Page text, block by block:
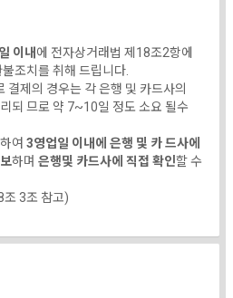
이내에 전자상거래법 제18조2항에
조치를 취해 드립니다.
결제의 경우는 각 은행 및 카드사의
되 므로 약 7~10일 정도 소요 될수
여3영업일 이내에 은행 및 카 드사에
하며 은행및 카드사에 직접 확인할 수
3조 참고)